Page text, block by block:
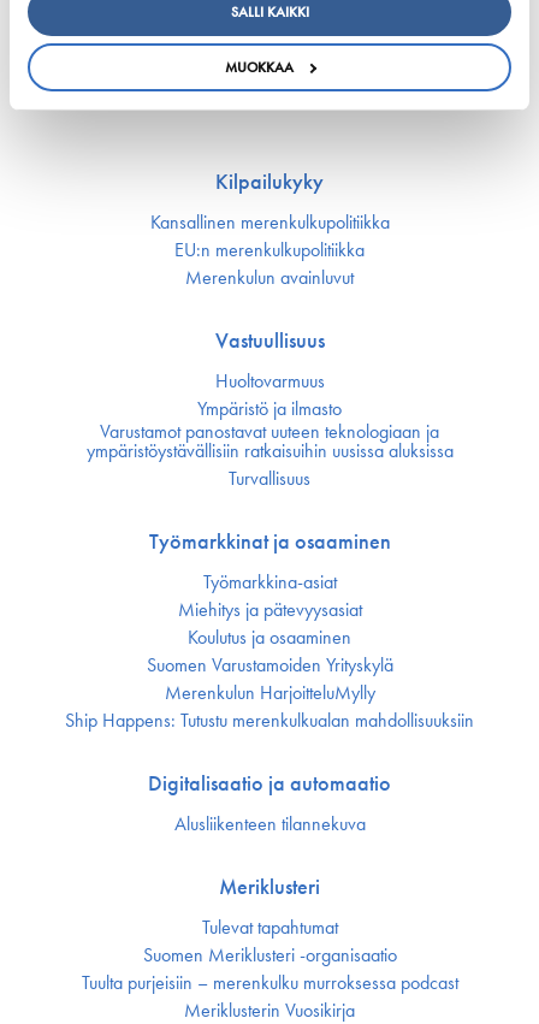
SALLI KAIKKI
MUOKKAA
Finnlines-konsernin liikevaihto ja tulos kohenivat
31. heinäkuuta 2026 - Aamuset
Kilpailukyky
Kansallinen merenkulku­politiikka
EU:n merenkulku­politiikka
Merenkulun avainluvut
Vastuullisuus
Huoltovarmuus
Ympäristö ja ilmasto
Varustamot panostavat uuteen teknologiaan ja
ympäristöystävällisiin ratkaisuihin uusissa aluksissa
Turvallisuus
Työmarkkinat ja osaaminen
Työmarkkina-asiat
Miehitys ja pätevyys­asiat
Koulutus ja osaaminen
Suomen Varustamoiden Yrityskylä
Merenkulun HarjoitteluMylly
Ship Happens: Tutustu merenkulkualan mahdollisuuksiin
Digitalisaatio ja automaatio
Alusliikenteen tilannekuva
Meriklusteri
Tulevat tapahtumat
Suomen Meriklusteri -organisaatio
Tuulta purjeisiin – merenkulku murroksessa podcast
Meriklusterin Vuosikirja